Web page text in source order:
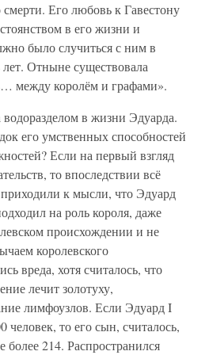
Его любовь к Гавестону
в его жизни и
было случиться с ним в
Отныне существовала
между королём и графами».
в жизни Эдуарда.
его умственных способностей
Если на первый взгляд
то впоследствии всё
к мысли, что Эдуард
на роль короля, даже
происхождении и не
королевского
вреда, хотя считалось, что
лечит золотуху,
лимфоузлов. Если Эдуард I
человек, то его сын, считалось,
более 214. Распространился